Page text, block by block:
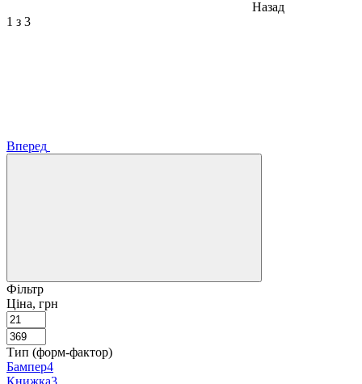
Назад
1 з 3
Вперед
Фільтр
Ціна, грн
Тип (форм-фактор)
Бампер4
Книжка3